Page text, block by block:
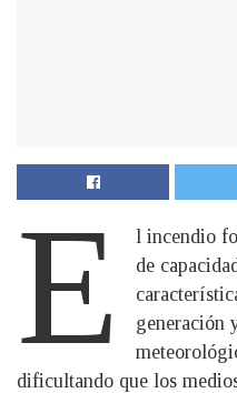
E
l incendio
de
generación
dificultando que los